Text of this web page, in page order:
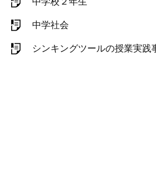
中学社会
シンキングツールの授業実践